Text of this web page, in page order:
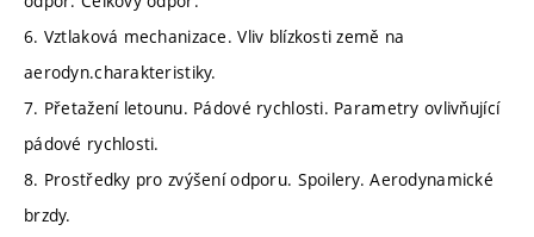
6. Vztlaková mechanizace. Vliv blízkosti země na
aerodyn.charakteristiky.
7. Přetažení letounu. Pádové rychlosti. Parametry ovlivňující
pádové rychlosti.
8. Prostředky pro zvýšení odporu. Spoilery. Aerodynamické
brzdy.